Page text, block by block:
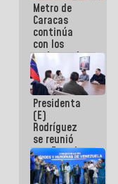
Metro de
Caracas
continúa
con los
trabajos de
mantenimiento
e inspección
en la Línea 2
Presidenta
(E)
Rodríguez
se reunió
con Estado
Mayor
Eléctrico